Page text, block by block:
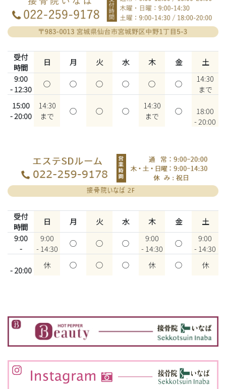
受付
時間
日 月 火 水 木 金
土
9:00
- 12:30
○ ○ ○ ○ ○ ○
14:30
まで
15:00
- 20:00
14:30
まで
○ ○ ○
14:30
まで
○
18:00
- 20:00
受付
時間
日 月 火 水 木 金
土
9:00
-
9:00
- 14:30
○ ○ ○
9:00
- 14:30
○
9:00
- 14:30
- 20:00
休 ○ ○ ○ 休 ○ 休